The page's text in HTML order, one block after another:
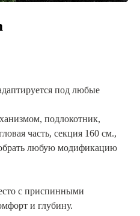
под любые
подлокотник,
часть, секция 160 см.,
любую модификацию
с приспинными
и глубину.